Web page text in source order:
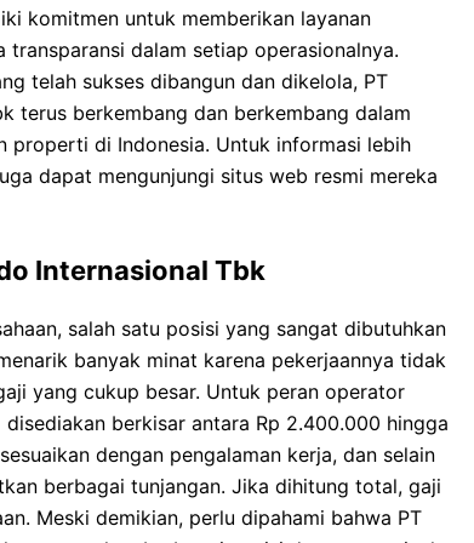
komitmen untuk memberikan layanan
dalam setiap operasionalnya.
telah sukses dibangun dan dikelola, PT
terus berkembang dan berkembang dalam
properti di Indonesia. Untuk informasi lebih
dapat mengunjungi situs web resmi mereka
Internasional Tbk
salah satu posisi yang sangat dibutuhkan
banyak minat karena pekerjaannya tidak
yang cukup besar. Untuk peran operator
berkisar antara Rp 2.400.000 hingga
dengan pengalaman kerja, dan selain
berbagai tunjangan. Jika dihitung total, gaji
Meski demikian, perlu dipahami bahwa PT